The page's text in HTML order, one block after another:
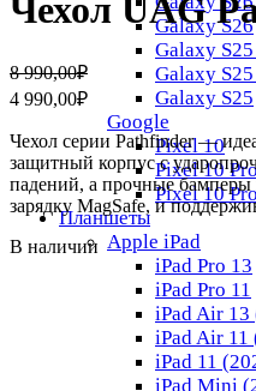
Galaxy S26
Galaxy
Galaxy
Galaxy S25
Google
Pixel 10
Pixel 10
Pixel 10
Планшеты
Apple iPad
iPad Pro 13
iPad Pro 11
iPad Air 13
iPad Air 11
iPad 11
iPad Mini
Чехол UAG
8 990,00₽
Первоначальная
цена
составляла
8
990,00₽.
4 990,00₽
Текущая
цена:
4
990,00₽.
Чехол серии Pathfinder —
защитный корпус с
падений, а прочные
зарядку MagSafe, и
В наличии